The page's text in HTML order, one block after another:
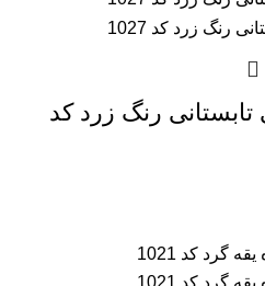
رنگ زرد کد